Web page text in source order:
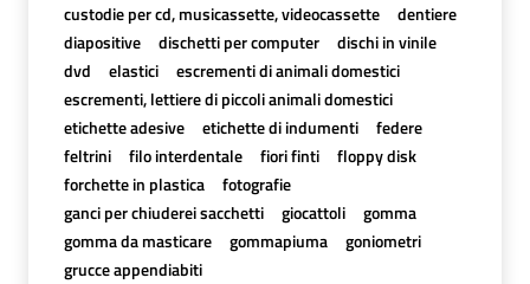
custodie per cd, musicassette, videocassette
dentiere
diapositive
dischetti per computer
dischi in vinile
dvd
elastici
escrementi di animali domestici
escrementi, lettiere di piccoli animali domestici
etichette adesive
etichette di indumenti
federe
feltrini
filo interdentale fiori finti
floppy disk
forchette in plastica
fotografie
ganci per chiuderei sacchetti
giocattoli
gomma
gomma da masticare
gommapiuma
goniometri
grucce appendiabiti